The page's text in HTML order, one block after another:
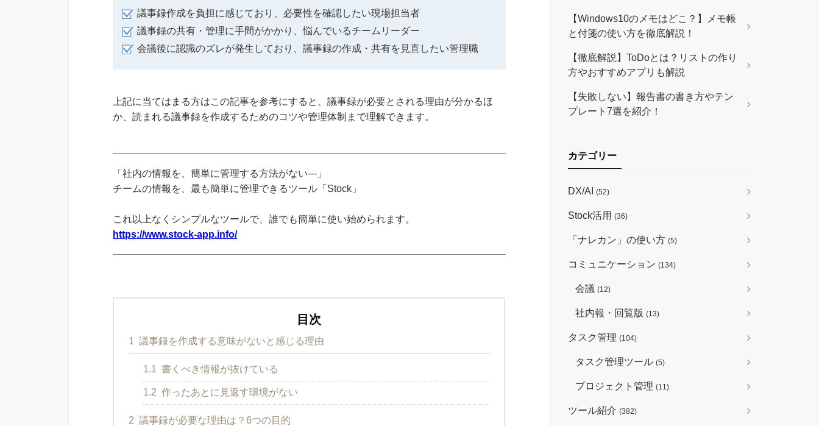
議事録作成を負担に感じており、必要性を確認したい現場担当者
議事録の共有・管理に手間がかかり、悩んでいるチームリーダー
会議後に認識のズレが発生しており、議事録の作成・共有を見直したい管理職
上記に当てはまる方はこの記事を参考にすると、議事録が必要とされる理由が分かるほ
か、読まれる議事録を作成するためのコツや管理体制まで理解できます。
「社内の情報を、簡単に管理する方法がない---」
チームの情報を、最も簡単に管理できるツール「Stock」
これ以上なくシンプルなツールで、誰でも簡単に使い始められます。
https://www.stock-app.info/
目次
1 議事録を作成する意味がないと感じる理由
1.1 書くべき情報が抜けている
1.2 作ったあとに見返す環境がない
2 議事録が必要な理由は？6つの目的
【Windows10のメモはどこ？】メモ帳
と付箋の使い方を徹底解説！
【徹底解説】ToDoとは？リストの作り
方やおすすめアプリも解説
【失敗しない】報告書の書き方やテン
プレート7選を紹介！
カテゴリー
DX/AI (52)
Stock活用 (36)
「ナレカン」の使い方 (5)
コミュニケーション (134)
会議 (12)
社内報・回覧版 (13)
タスク管理 (104)
タスク管理ツール (5)
プロジェクト管理 (11)
ツール紹介 (382)